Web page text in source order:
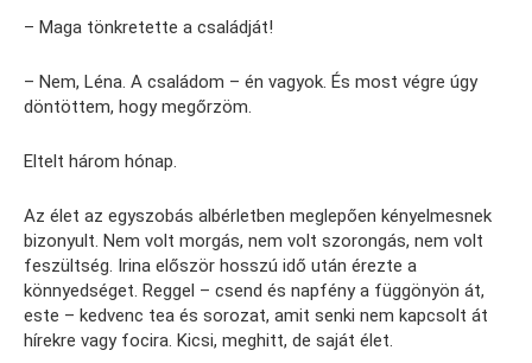
– Maga tönkretette a családját!
– Nem, Léna. A családom – én vagyok. És most végre úgy
döntöttem, hogy megőrzöm.
Eltelt három hónap.
Az élet az egyszobás albérletben meglepően kényelmesnek
bizonyult. Nem volt morgás, nem volt szorongás, nem volt
feszültség. Irina először hosszú idő után érezte a
könnyedséget. Reggel – csend és napfény a függönyön át,
este – kedvenc tea és sorozat, amit senki nem kapcsolt át
hírekre vagy focira. Kicsi, meghitt, de saját élet.